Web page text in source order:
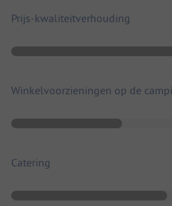
Prijs-kwaliteitverhouding
Winkelvoorzieningen op de
Catering